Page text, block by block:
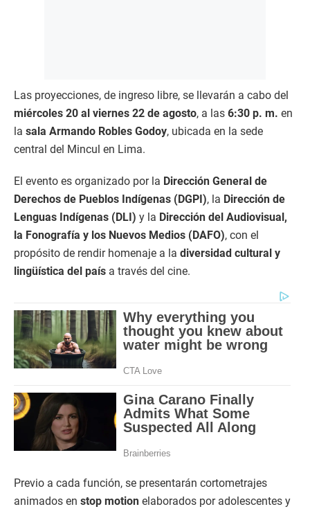
Las proyecciones, de ingreso libre, se llevarán a cabo del
miércoles 20 al viernes 22 de agosto, a las 6:30 p. m. en
la sala Armando Robles Godoy, ubicada en la sede
central del Mincul en Lima.
El evento es organizado por la Dirección General de
Derechos de Pueblos Indígenas (DGPI), la Dirección de
Lenguas Indígenas (DLI) y la Dirección del Audiovisual,
la Fonografía y los Nuevos Medios (DAFO), con el
propósito de rendir homenaje a la diversidad cultural y
lingüística del país a través del cine.
Previo a cada función, se presentarán cortometrajes
animados en stop motion elaborados por adolescentes y